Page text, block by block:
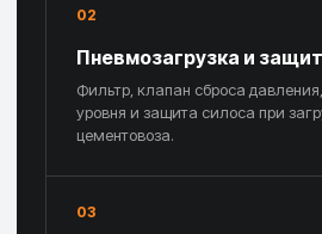
02
Пневмозагрузка и
Фильтр, клапан сброса
уровня и защита силоса при
цементовоза.
03